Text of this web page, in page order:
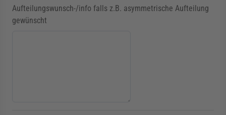
Aufteilungswunsch-/info falls z.B. asymmetrische Aufteilung
gewünscht